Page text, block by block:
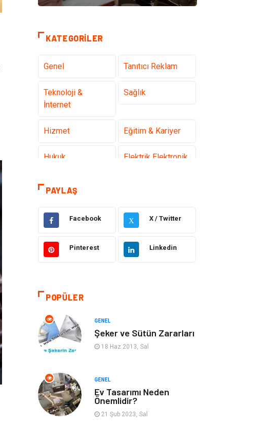
KATEGORILER
Genel Tanıtıcı Reklam
Teknoloji &
İnternet
Sağlık
Hizmet Eğitim & Kariyer
Hukuk Elektrik Elektronik
Güzellik & Bakım
Gayrimenkul
Anne & Çocuk Müzik
Yazılım
Tatil Genel Kültür
PAYLAŞ
Facebook X X / Twitter
Pinterest Linkedin
POPÜLER
GENEL
Şeker ve Sütün Zararları
18 Haz 2013, Sal
GENEL
Ev Tasarımı Neden
Önemlidir?
21 Şub 2023, Sal